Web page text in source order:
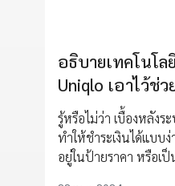
อธิบายเทคโนโล
Uniqlo เอาไว้ช่
รู้หรือไม่ว่า เบื้องหลัง
ทำให้ชำระเงินได้แบ
อยู่ในป้ายราคา หรือเ